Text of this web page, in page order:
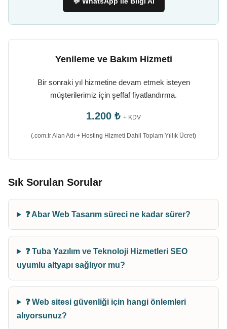
Yenileme ve Bakım Hizmeti
Bir sonraki yıl hizmetine devam etmek isteyen
müşterilerimiz için şeffaf fiyatlandırma.
1.200 ₺ + KDV
(.com.tr Alan Adı + Hosting Hizmeti Dahil Toplam Yıllık Ücret)
Sık Sorulan Sorular
❓ Abar Web Tasarım süreci ne kadar sürer?
❓ Tuba Yazılım ve Teknoloji Hizmetleri SEO
uyumlu altyapı sağlıyor mu?
❓ Web sitesi güvenliği için hangi önlemleri
alıyorsunuz?